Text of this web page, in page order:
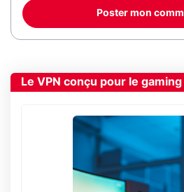
Poster mon
Le VPN conçu pour le gaming